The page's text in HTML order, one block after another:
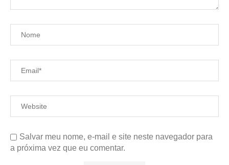
Salvar meu nome, e-mail e site neste navegador para
a próxima vez que eu comentar.